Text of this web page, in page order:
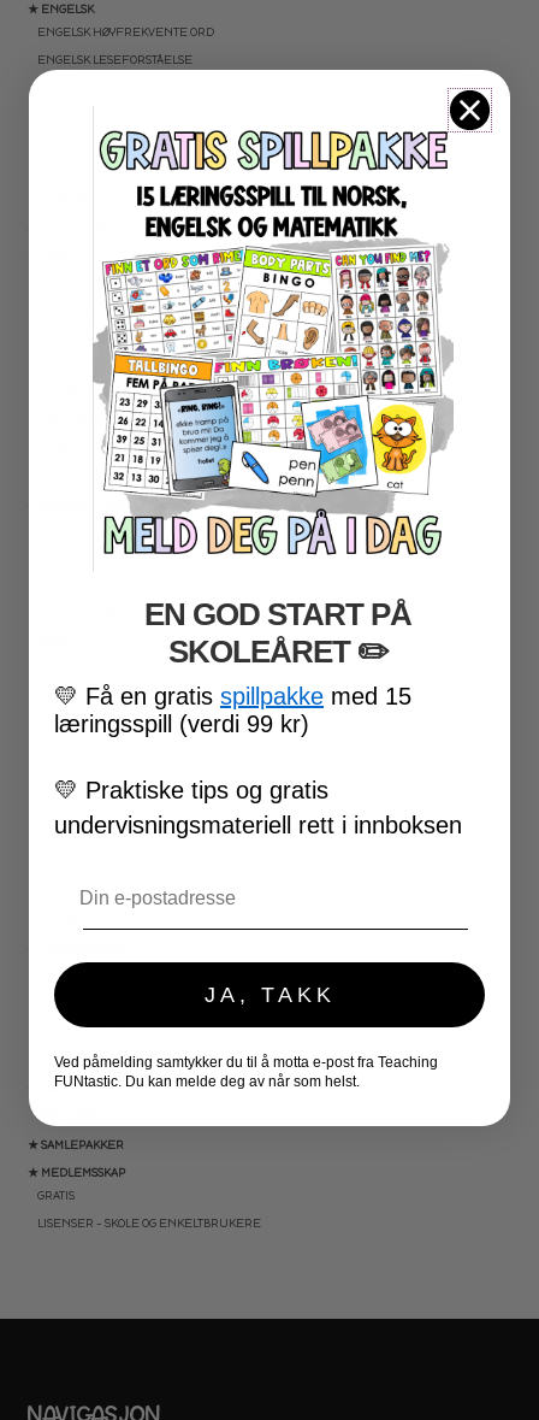
★ ENGELSK
ENGELSK HØYFREKVENTE ORD
ENGELSK LESEFORSTÅELSE
ENGELSK GRAMATIKK
ENGELSK ORD- OG BEGREPER
ENGELSK MUNTLIG
★ NORDSAMISK MATERIELL
PROGRAMMERING
LESEKORT FAKTA
FAKTASERIE LESING
SPRÅKSPIRALEN
MATTESPIRALEN
LA OSS REGNE ØVEBØKER
ESCAPE ROOM
OLYMPISKE LEKER
SAMEFOLKET
FØRSKOLE
FOTBALL-VM
SKOLESTART
HALLOWEEN
PLANLEGGERE
KLASSEROMSDEKOR
KLASSELEDELSE
BRAIN BREAKS
★ SPILL
★ SAMLEPAKKER
★ MEDLEMSSKAP
GRATIS
LISENSER – SKOLE OG ENKELTBRUKERE
EN GOD START PÅ
SKOLEÅRET​ ✏️
💛 Få en gratis spillpakke med 15
læringsspill (verdi 99 kr)
💛 Praktiske tips og gratis
undervisningsmateriell rett i innboksen
JA, TAKK
Ved påmelding samtykker du til å motta e-post fra Teaching
FUNtastic. Du kan melde deg av når som helst.